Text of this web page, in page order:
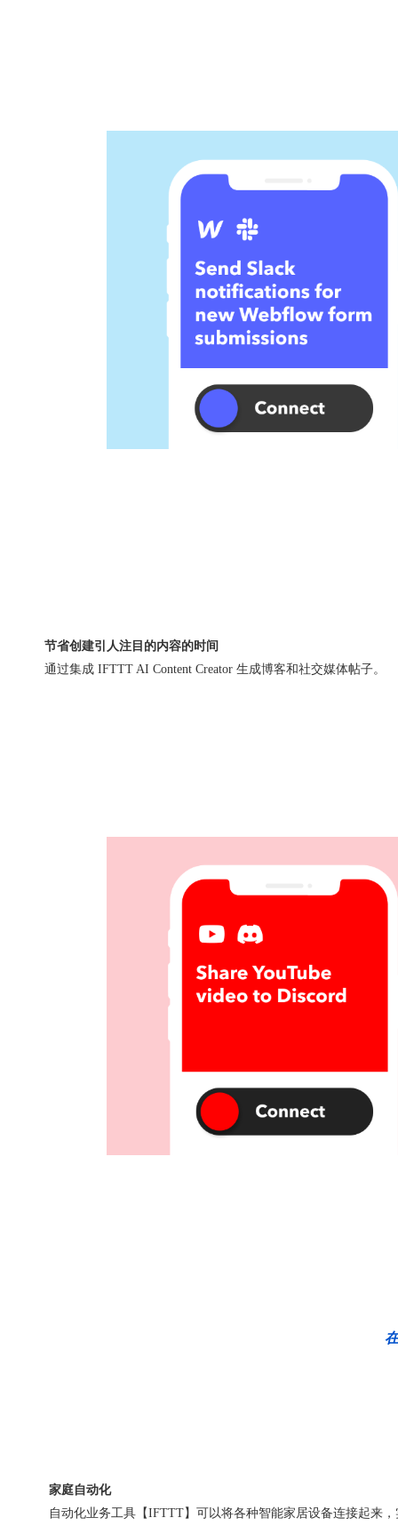
节省创建引人注目的内容的时间
通过集成 IFTTT AI Content Creator 生成博客和社交媒体帖子。
家庭自动化
自动化业务工具【IFTTT】可以将各种智能家居设备连接起来